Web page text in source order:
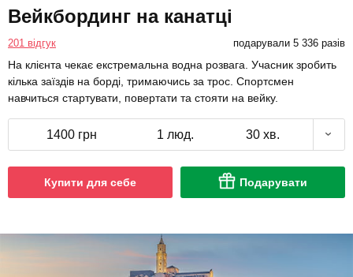
Вейкбординг на канатці
201 відгук подарували 5 336 разів
На клієнта чекає екстремальна водна розвага. Учасник зробить
кілька заїздів на борді, тримаючись за трос. Спортсмен
навчиться стартувати, повертати та стояти на вейку.
1400 грн 1 люд. 30 хв.
Купити для себе Подарувати